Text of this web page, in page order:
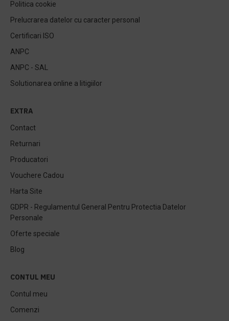
Politica cookie
Prelucrarea datelor cu caracter personal
Certificari ISO
ANPC
ANPC - SAL
Solutionarea online a litigiilor
EXTRA
Contact
Returnari
Producatori
Vouchere Cadou
Harta Site
GDPR - Regulamentul General Pentru Protectia Datelor
Personale
Oferte speciale
Blog
CONTUL MEU
Contul meu
Comenzi